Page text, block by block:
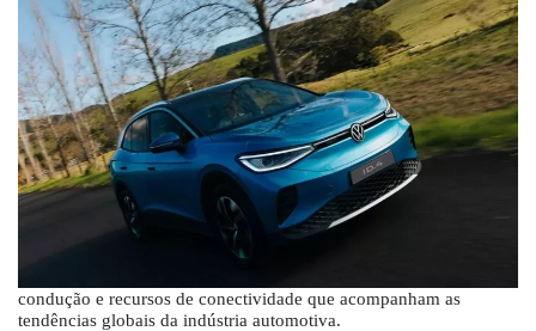
condução e recursos de conectividade que acompanham as
tendências globais da indústria automotiva.